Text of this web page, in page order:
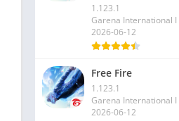
1.123.1
Garena International I
2026-06-12
Free Fire
1.123.1
Garena International I
2026-06-12